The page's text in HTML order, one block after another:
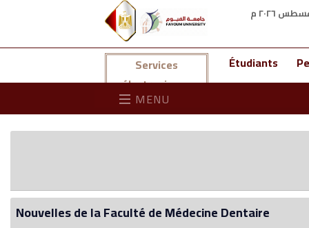
Services
électroniques
Étudiants
MENU
Nouvelles de la Faculté de Médecine Dentaire